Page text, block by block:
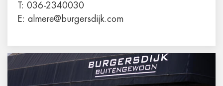
T: 036-2340030
E: almere@burgersdijk.com